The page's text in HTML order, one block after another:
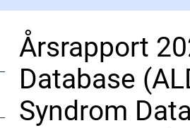
Årsrapport
Database
Syndrom